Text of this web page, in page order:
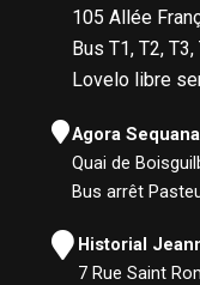
105 Allée
Bus T1, T2,
Lovelo libre
Agora Sequana
Quai de
Bus arrêt
Historial
7 Rue Saint